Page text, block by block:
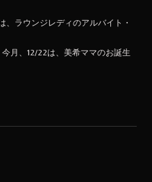
ラウンジレディのアルバイト・
月、12/22は、美希ママのお誕生